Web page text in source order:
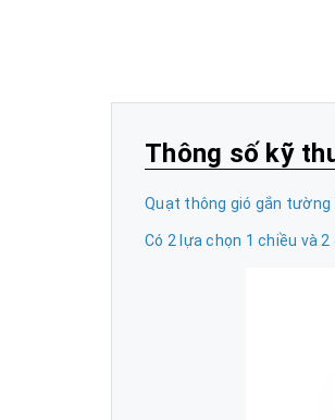
Thông số kỹ
Quạt thông gió gắn tường
Có 2 lựa chọn 1 chiều và